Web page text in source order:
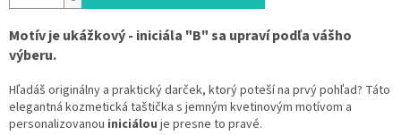
Motív je ukážkový - iniciála "B" sa upraví podľa vášho
výberu.
Hľadáš originálny a praktický darček, ktorý poteší na prvý pohľad? Táto
elegantná kozmetická taštička s jemným kvetinovým motívom a
personalizovanou iniciálou je presne to pravé.